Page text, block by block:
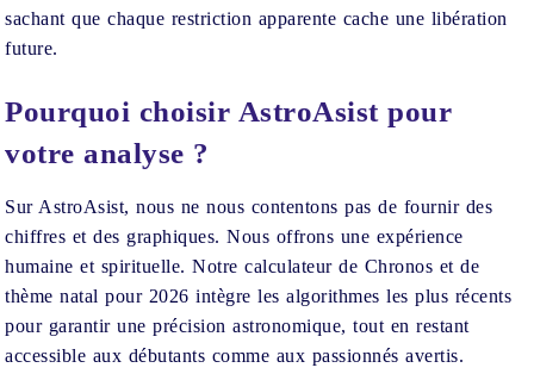
sachant que chaque restriction apparente cache une libération
future.
Pourquoi choisir AstroAsist pour
votre analyse ?
Sur AstroAsist, nous ne nous contentons pas de fournir des
chiffres et des graphiques. Nous offrons une expérience
humaine et spirituelle. Notre calculateur de Chronos et de
thème natal pour 2026 intègre les algorithmes les plus récents
pour garantir une précision astronomique, tout en restant
accessible aux débutants comme aux passionnés avertis.